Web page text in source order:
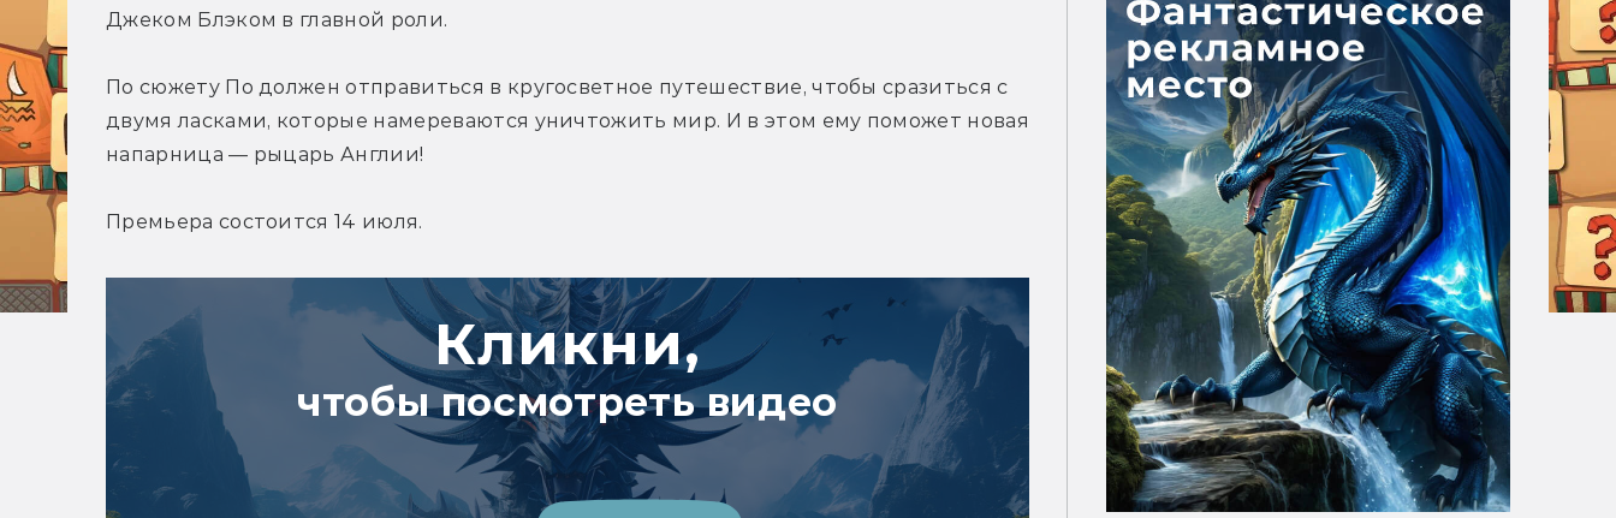
Джеком Блэком в главной роли.
По сюжету По должен отправиться в кругосветное путешествие, чтобы сразиться с
двумя ласками, которые намереваются уничтожить мир. И в этом ему поможет новая
напарница — рыцарь Англии!
Премьера состоится 14 июля.
Кликни,
чтобы посмотреть видео